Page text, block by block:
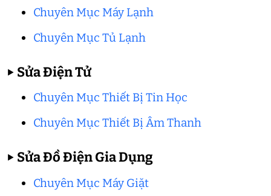
Chuyên Mục Máy Lạnh
Chuyên Mục Tủ Lạnh
▶ Sửa Điện Tử
Chuyên Mục Thiết Bị Tin Học
Chuyên Mục Thiết Bị Âm Thanh
▶ Sửa Đồ Điện Gia Dụng
Chuyên Mục Máy Giặt